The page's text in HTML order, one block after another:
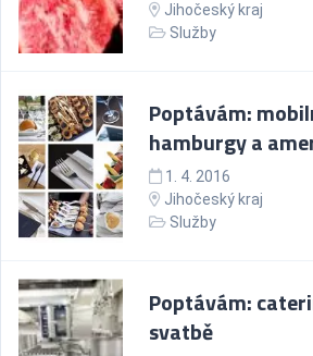
Jihočeský kraj
Služby
Poptávám:
hamburgy a
1. 4. 2016
Jihočeský kraj
Služby
Poptávám:
svatbě